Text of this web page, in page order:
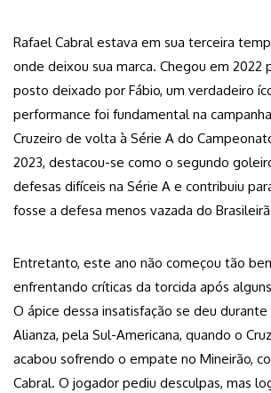
Rafael Cabral estava em sua terceira
onde deixou sua marca. Chegou em 2022
posto deixado por Fábio, um verdadeiro
performance foi fundamental na
Cruzeiro de volta à Série A do
2023, destacou-se como o segundo
defesas difíceis na Série A e contribuiu
fosse a defesa menos vazada do
Entretanto, este ano não começou tão
enfrentando críticas da torcida após
O ápice dessa insatisfação se deu
Alianza, pela Sul-Americana, quando o
acabou sofrendo o empate no Mineirão,
Cabral. O jogador pediu desculpas, mas